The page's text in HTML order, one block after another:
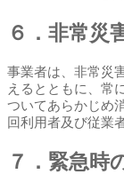
６．非常災
事業者は、非常災
えるとともに、常
ついてあらかじめ
回利用者及び従業
７．緊急時